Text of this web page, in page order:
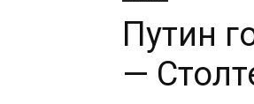
Путин
—